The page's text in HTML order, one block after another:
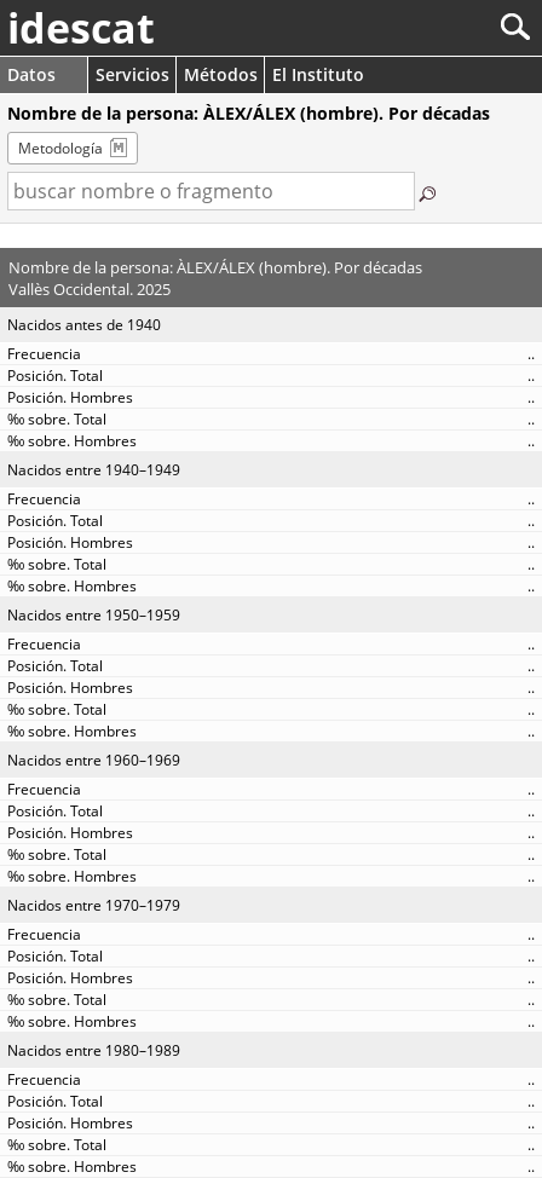
idescat
Datos Servicios Métodos
El Instituto
Nombre de la persona: ÀLEX/ÁLEX (hombre). Por décadas
Metodología
Nombre de la persona: ÀLEX/ÁLEX (hombre). Por décadas
Vallès Occidental. 2025
Nacidos antes de 1940
..
..
..
..
..
Nacidos entre 1940–1949
..
..
..
..
..
Nacidos entre 1950–1959
..
..
..
..
..
Nacidos entre 1960–1969
..
..
..
..
..
Nacidos entre 1970–1979
..
..
..
..
..
Nacidos entre 1980–1989
..
..
..
..
..